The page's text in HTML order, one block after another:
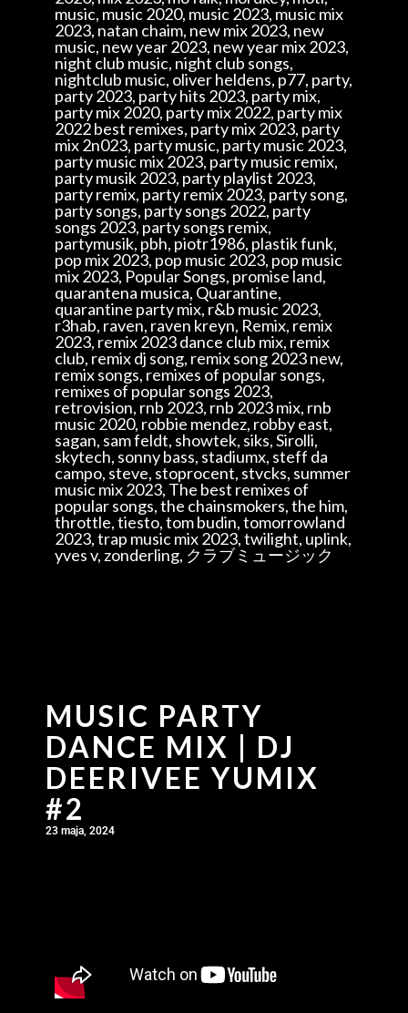
music, music 2020, music 2023, music mix
2023, natan chaim, new mix 2023, new
music, new year 2023, new year mix 2023,
night club music, night club songs,
nightclub music, oliver heldens, p77, party,
party 2023, party hits 2023, party mix,
party mix 2020, party mix 2022, party mix
2022 best remixes, party mix 2023, party
mix 2n023, party music, party music 2023,
party music mix 2023, party music remix,
party musik 2023, party playlist 2023,
party remix, party remix 2023, party song,
party songs, party songs 2022, party
songs 2023, party songs remix,
partymusik, pbh, piotr1986, plastik funk,
pop mix 2023, pop music 2023, pop music
mix 2023, Popular Songs, promise land,
quarantena musica, Quarantine,
quarantine party mix, r&b music 2023,
r3hab, raven, raven kreyn, Remix, remix
2023, remix 2023 dance club mix, remix
club, remix dj song, remix song 2023 new,
remix songs, remixes of popular songs,
remixes of popular songs 2023,
retrovision, rnb 2023, rnb 2023 mix, rnb
music 2020, robbie mendez, robby east,
sagan, sam feldt, showtek, siks, Sirolli,
skytech, sonny bass, stadiumx, steff da
campo, steve, stoprocent, stvcks, summer
music mix 2023, The best remixes of
popular songs, the chainsmokers, the him,
throttle, tiesto, tom budin, tomorrowland
2023, trap music mix 2023, twilight, uplink,
yves v, zonderling, クラブミュージック
MUSIC PARTY
DANCE MIX | DJ
DEERIVEE YUMIX
#2
23 maja, 2024